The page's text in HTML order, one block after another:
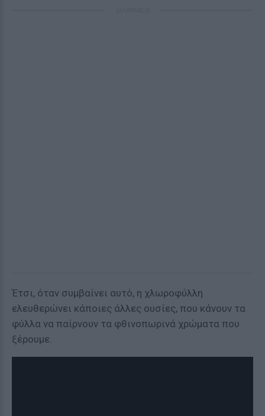
Έτσι, όταν συμβαίνει αυτό, η χλωροφύλλη
ελευθερώνει κάποιες άλλες ουσίες, που κάνουν τα
φύλλα να παίρνουν τα φθινοπωρινά χρώματα που
ξέρουμε.